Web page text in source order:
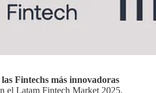
Fintechs más innovadoras
el Latam Fintech Market 2025.